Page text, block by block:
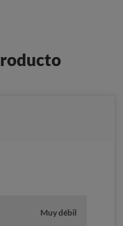
Muy débil